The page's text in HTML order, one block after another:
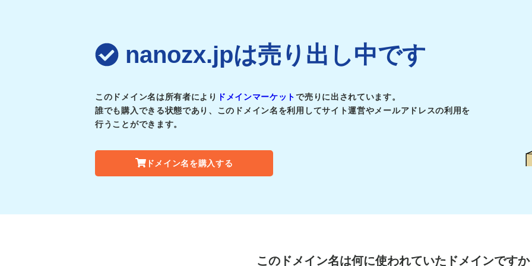
nanozx.jpは売り出し中です
このドメイン名は所有者により ドメインマーケットで売りに出されています。
誰でも購入できる状態であり、このドメイン名を利用してサイト運営やメールアドレスの利用を
行うことができます。
ドメイン名を購入する
このドメイン名は何に使われていたドメインですか